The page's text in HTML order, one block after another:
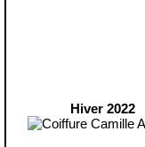
Hiver 2022